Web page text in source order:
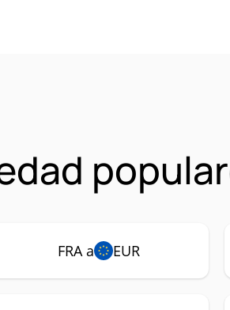
FRA a EUR